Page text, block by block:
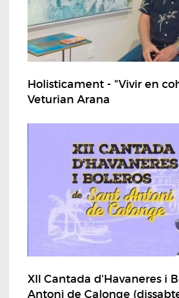
Holisticament - "Vivir en
Veturian Arana
XII Cantada d'Havaneres i
Antoni de Calonge